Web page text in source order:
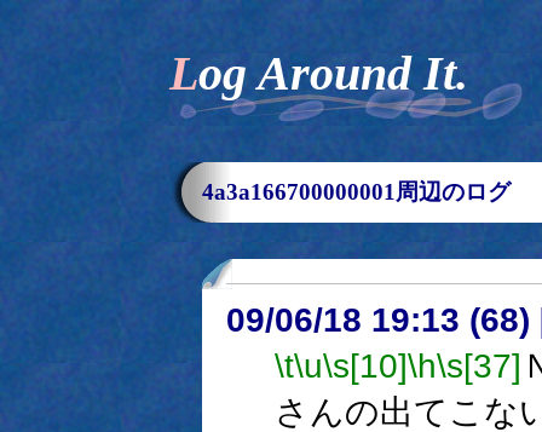
Log Around It.
4a3a166700000001周辺のログ
09/06/18 19:13 (68)
\t\u\s[10]\h\s[37]
さんの出てこな